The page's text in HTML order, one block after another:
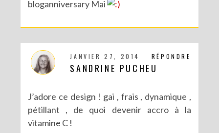
CONCOURS POUR PÂQUES AVEC SERGENT MAJOR
bloganniversary Mai
RÉPONDRE
JANVIER 27, 2014
SANDRINE PUCHEU
J’adore ce design ! gai , frais , dynamique ,
pétillant , de quoi devenir accro à la
vitamine C !